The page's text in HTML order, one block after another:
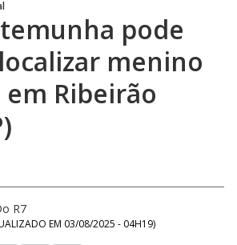
pode
menino
em Ribeirão
R7
EM 03/08/2025 - 04H19)